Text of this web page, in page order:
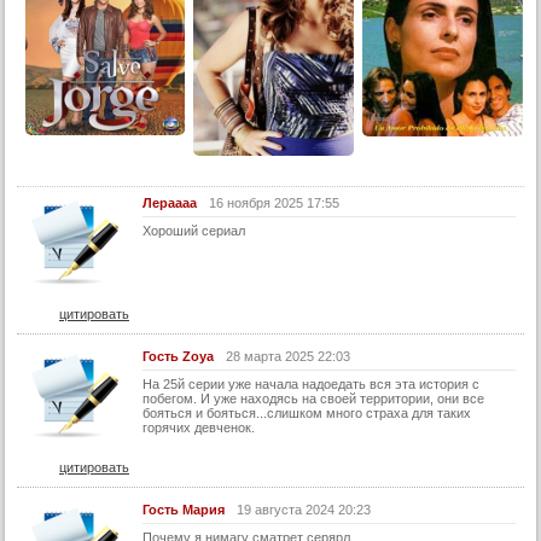
25 серия
26 серия
27 серия
28 серия
30 серия
31 серия
32 серия
36 серия
37 серия
38 серия
39 серия
Лераааа
16 ноября 2025 17:55
Хороший сериал
цитировать
Гость Zoya
28 марта 2025 22:03
На 25й серии уже начала надоедать вся эта история с
побегом. И уже находясь на своей территории, они все
бояться и бояться...слишком много страха для таких
горячих девченок.
цитировать
Гость Мария
19 августа 2024 20:23
Почему я нимагу сматрет серярл